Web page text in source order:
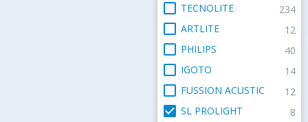
check_box_outline_blank TECNOLITE 234
check_box_outline_blank ARTLITE 12
check_box_outline_blank PHILIPS 40
check_box_outline_blank IGOTO 14
check_box_outline_blank FUSSION ACUSTIC 12
check_box SL PROLIGHT 8